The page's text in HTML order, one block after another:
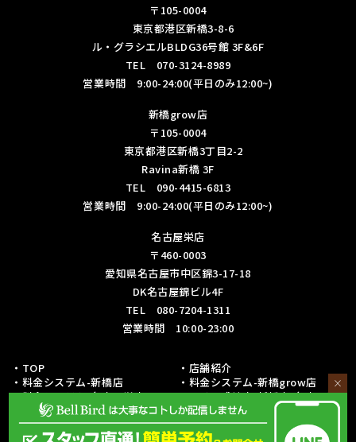
〒105-0004
東京都港区新橋3-8-6
ル・グラシエルBLDG36号館 3F&6F
TEL 070-3124-8989
営業時間 9:00-24:00(平日のみ12:00~)
新橋grow店
〒105-0004
東京都港区新橋3丁目2-2
Ravina新橋 3F
TEL 090-4415-6813
営業時間 9:00-24:00(平日のみ12:00~)
名古屋栄店
〒460-0003
愛知県名古屋市中区錦3-17-18
DK名古屋錦ビル4F
TEL 080-7204-1311
営業時間 10:00-23:00
・TOP
・店舗紹介
・料金システム-新橋店
・料金システム-新橋grow店
・料金システム-名古屋栄店
・フリー成績表-新橋店/名古屋栄
店
・各種リーグ戦成績表-新橋店
・各種リーグ戦成績表-名古屋栄店
×